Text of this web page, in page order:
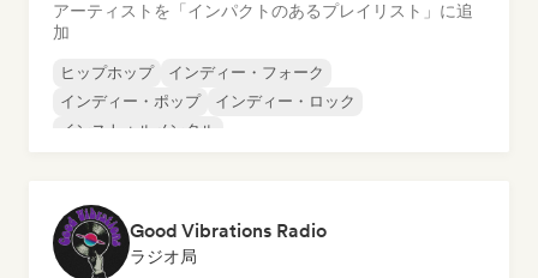
アーティストを「インパクトのあるプレイリスト」に追
加
ヒップホップ
インディー・フォーク
インディー・ポップ
インディー・ロック
インストゥルメンタル
Good Vibrations Radio
ラジオ局